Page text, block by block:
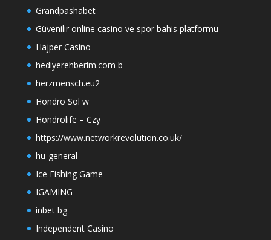
Grandpashabet
Güvenilir online casino ve spor bahis platformu
Hajper Casino
hediyerehberim.com b
herzmensch.eu2
Hondro Sol w
Hondrolife – Czy
https://www.networkrevolution.co.uk/
hu-general
Ice Fishing Game
IGAMING
inbet bg
Independent Casino